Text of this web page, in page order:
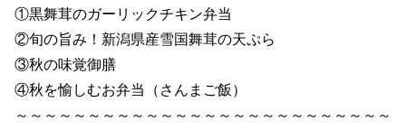
①黒舞茸のガーリックチキン弁当
②旬の旨み！新潟県産雪国舞茸の天ぷら
③秋の味覚御膳
④秋を愉しむお弁当（さんまご飯）
～～～～～～～～～～～～～～～～～～～～～～～～～～